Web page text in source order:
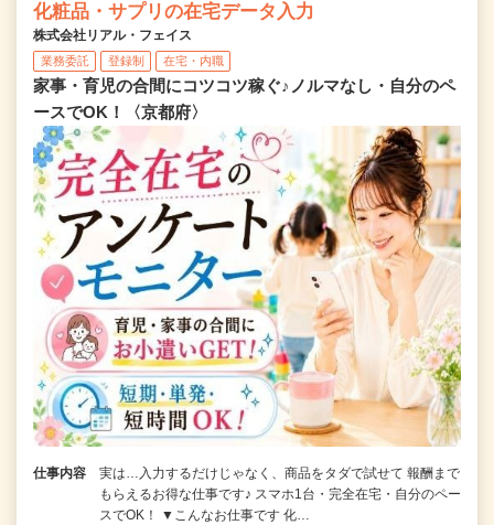
化粧品・サプリの在宅データ入力
株式会社リアル・フェイス
業務委託 登録制 在宅・内職
家事・育児の合間にコツコツ稼ぐ♪ノルマなし・自分のペ
ースでOK！〈京都府〉
仕事内容
実は…入力するだけじゃなく、商品をタダで試せて 報酬まで
もらえるお得な仕事です♪ スマホ1台・完全在宅・自分のペー
スでOK！ ▼こんなお仕事です 化…